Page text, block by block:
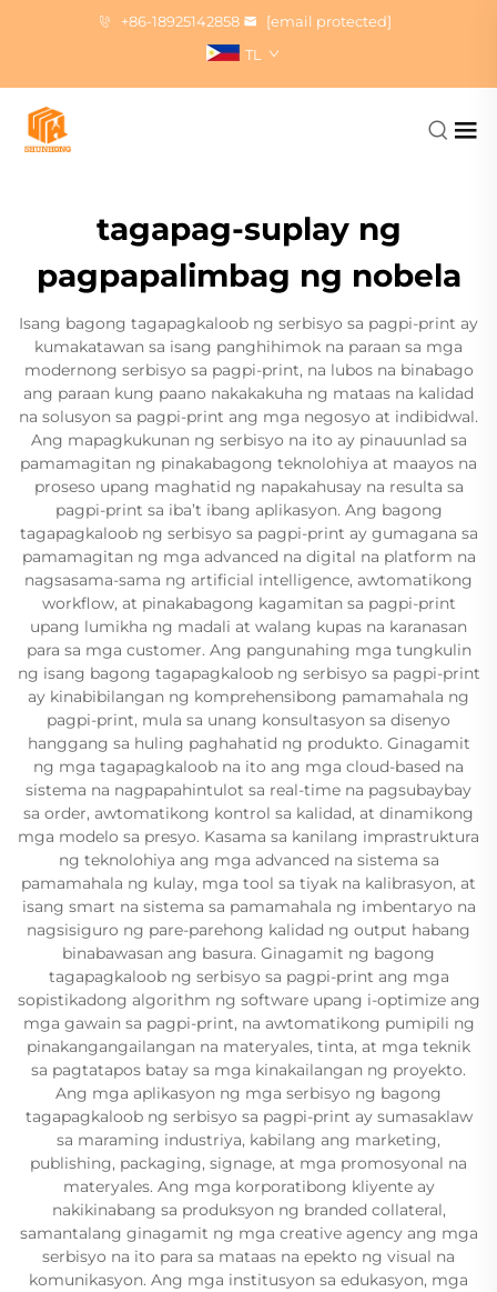
+86-18925142858
[email protected]
TL
tagapag-suplay ng
pagpapalimbag ng nobela
Isang bagong tagapagkaloob ng serbisyo sa pagpi-print ay
kumakatawan sa isang panghihimok na paraan sa mga
modernong serbisyo sa pagpi-print, na lubos na binabago
ang paraan kung paano nakakakuha ng mataas na kalidad
na solusyon sa pagpi-print ang mga negosyo at indibidwal.
Ang mapagkukunan ng serbisyo na ito ay pinauunlad sa
pamamagitan ng pinakabagong teknolohiya at maayos na
proseso upang maghatid ng napakahusay na resulta sa
pagpi-print sa iba’t ibang aplikasyon. Ang bagong
tagapagkaloob ng serbisyo sa pagpi-print ay gumagana sa
pamamagitan ng mga advanced na digital na platform na
nagsasama-sama ng artificial intelligence, awtomatikong
workflow, at pinakabagong kagamitan sa pagpi-print
upang lumikha ng madali at walang kupas na karanasan
para sa mga customer. Ang pangunahing mga tungkulin
ng isang bagong tagapagkaloob ng serbisyo sa pagpi-print
ay kinabibilangan ng komprehensibong pamamahala ng
pagpi-print, mula sa unang konsultasyon sa disenyo
hanggang sa huling paghahatid ng produkto. Ginagamit
ng mga tagapagkaloob na ito ang mga cloud-based na
sistema na nagpapahintulot sa real-time na pagsubaybay
sa order, awtomatikong kontrol sa kalidad, at dinamikong
mga modelo sa presyo. Kasama sa kanilang imprastruktura
ng teknolohiya ang mga advanced na sistema sa
pamamahala ng kulay, mga tool sa tiyak na kalibrasyon, at
isang smart na sistema sa pamamahala ng imbentaryo na
nagsisiguro ng pare-parehong kalidad ng output habang
binabawasan ang basura. Ginagamit ng bagong
tagapagkaloob ng serbisyo sa pagpi-print ang mga
sopistikadong algorithm ng software upang i-optimize ang
mga gawain sa pagpi-print, na awtomatikong pumipili ng
pinakangangailangan na materyales, tinta, at mga teknik
sa pagtatapos batay sa mga kinakailangan ng proyekto.
Ang mga aplikasyon ng mga serbisyo ng bagong
tagapagkaloob ng serbisyo sa pagpi-print ay sumasaklaw
sa maraming industriya, kabilang ang marketing,
publishing, packaging, signage, at mga promosyonal na
materyales. Ang mga korporatibong kliyente ay
nakikinabang sa produksyon ng branded collateral,
samantalang ginagamit ng mga creative agency ang mga
serbisyo na ito para sa mataas na epekto ng visual na
komunikasyon. Ang mga institusyon sa edukasyon, mga